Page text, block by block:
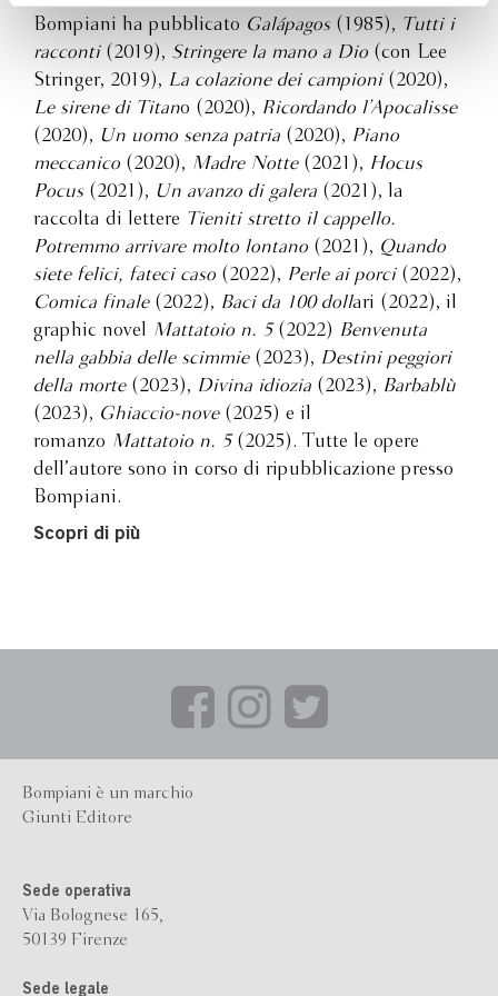
Bompiani ha pubblicato Galápagos(1985), Tutti i
racconti(2019), Stringere la mano a Dio (con Lee
Stringer, 2019), La colazione dei campioni(2020),
Le sirene di Titano (2020), Ricordando l’Apocalisse
(2020), Un uomo senza patria (2020), Piano
meccanico (2020), Madre Notte(2021), Hocus
Pocus(2021), Un avanzo di galera (2021), la
raccolta di lettere Tieniti stretto il cappello.
Potremmo arrivare molto lontano (2021), Quando
siete felici, fateci caso (2022), Perle ai porci(2022),
Comica finale(2022), Baci da 100 dollari (2022), il
graphic novel
Mattatoio n. 5(2022) Benvenuta
nella gabbia delle scimmie(2023), Destini peggiori
della morte(2023), Divina idiozia (2023), Barbablù
(2023), Ghiaccio-nove(2025) e il
romanzo Mattatoio n. 5(2025). Tutte le opere
dell’autore sono in corso di ripubblicazione presso
Bompiani.
Scopri di più
Bompiani è un marchio
Giunti Editore
Sede operativa
Via Bolognese 165,
50139 Firenze
Sede legale